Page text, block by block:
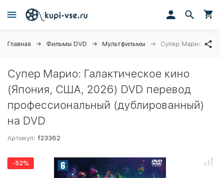
Главная Фильмы DVD Мультфильмы Супер Марио:
Супер Марио: Галактическое кино
(Япония, США, 2026) DVD перевод
профессиональный (дублированный)
на DVD
Артикул: f23362
-52%